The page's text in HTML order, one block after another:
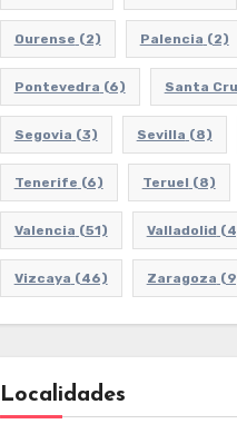
Ourense (2) Palencia (2)
Pontevedra (6) Santa
Segovia (3) Sevilla (8)
Tenerife (6) Teruel (8)
Valencia (51) Valladolid
Vizcaya (46) Zaragoza
Localidades